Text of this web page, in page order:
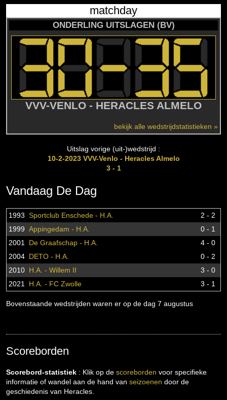
matchday
ONDERLING UITSLAGEN (BV)
VVV-VENLO - HERACLES ALMELO
bekijk alle wedstrijdstatistieken »
Uitslag vorige (uit-)wedstrijd :
10-2-2023 VVV-Venlo - Heracles Almelo
3 - 1
Vandaag De Dag
1993 Sportclub Enschede - H.A.
2 - 2
1999 Appingedam - H.A.
0 - 1
2001 De Graafschap - H.A.
4 - 0
2004 DETO - H.A.
0 - 2
2010 H.A. - Willem II
3 - 0
2021 H.A. - FC Zwolle 3 - 1
Bovenstaande wedstrijden waren er op de dag 7 augustus
Scoreborden
Scorebord-statistiek : Klik op de scoreborden voor specifieke
informatie of wandel aan de hand van seizoenen door de
geschiedenis van Heracles.